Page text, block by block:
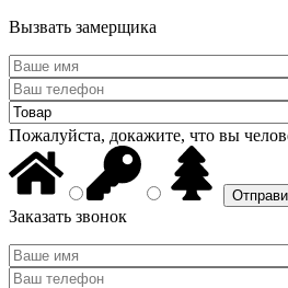
Вызвать замерщика
Пожалуйста, докажите, что вы
Заказать звонок